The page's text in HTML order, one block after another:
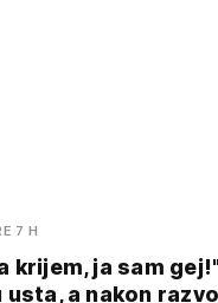
7 H
krijem, ja sam
a nakon